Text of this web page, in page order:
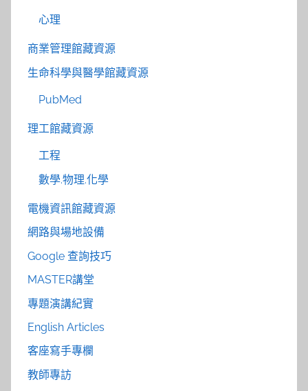
心理
商業管理館藏資源
生命科學與醫學館藏資源
PubMed
理工館藏資源
工程
數學.物理.化學
電機資訊館藏資源
網路與場地設備
Google 查詢技巧
MASTER講堂
專題演講紀實
English Articles
客座寫手專欄
教師專訪